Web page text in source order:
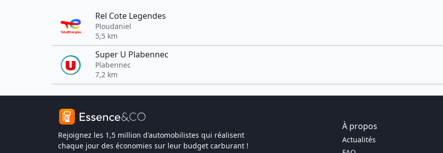
Rel Cote Legendes
Ploudaniel
5,5 km
Super U Plabennec
Plabennec
7,2 km
Rejoignez les 1,5 million d'automobilistes qui réalisent
chaque jour des économies sur leur budget carburant !
À propos
Actualités